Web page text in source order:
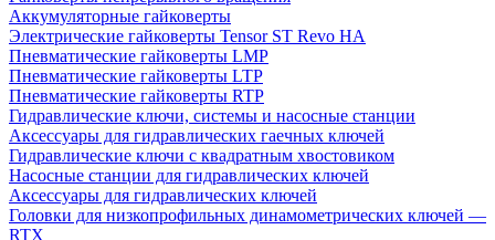
Аккумуляторные гайковерты
Электрические гайковерты Tensor ST Revo HA
Пневматические гайковерты LMP
Пневматические гайковерты LTP
Пневматические гайковерты RTP
Гидравлические ключи, системы и насосные станции
Аксессуары для гидравлических гаечных ключей
Гидравлические ключи с квадратным хвостовиком
Насосные станции для гидравлических ключей
Аксессуары для гидравлических ключей
Головки для низкопрофильных динамометрических ключей —
RTX